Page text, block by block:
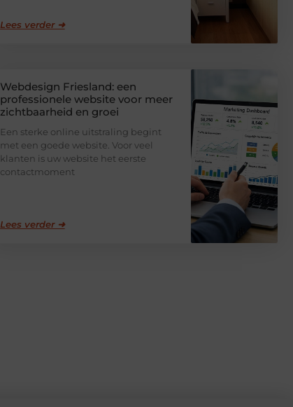
Lees verder ➜
Webdesign Friesland: een
professionele website voor meer
zichtbaarheid en groei
Een sterke online uitstraling begint
met een goede website. Voor veel
klanten is uw website het eerste
contactmoment
Lees verder ➜